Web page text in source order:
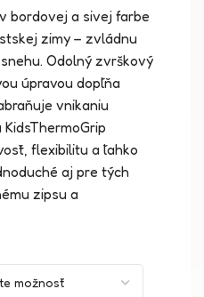
bordovej a sivej farbe
zimy – zvládnu
Odolný zvrškový
úpravou dopĺňa
vnikaniu
flexibilitu a ľahko
aj pre tých
zipsu a